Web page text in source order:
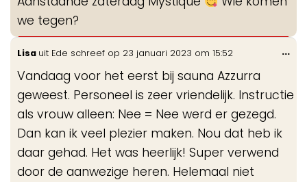
we tegen?
Lisa uit Ede schreef op 23 januari 2023 om 15:52
Vandaag voor het eerst bij sauna Azzurra
geweest. Personeel is zeer vriendelijk. Instructie
als vrouw alleen: Nee = Nee werd er gezegd.
Dan kan ik veel plezier maken. Nou dat heb ik
daar gehad. Het was heerlijk! Super verwend
door de aanwezige heren. Helemaal niet
...